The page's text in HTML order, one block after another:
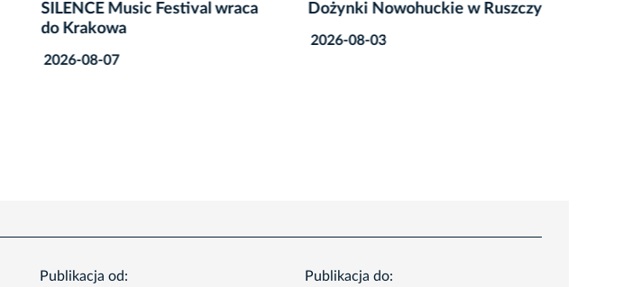
SILENCE Music Festival wraca
do Krakowa
2026-08-07
Dożynki Nowohuckie w Ruszczy
2026-08-03
Publikacja od: Publikacja do: